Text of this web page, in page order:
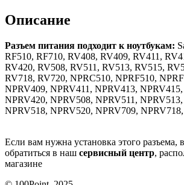
Описание
Разъем питания подходит к ноутбукам:
RF510, RF710, RV408, RV409, RV411,
RV420, RV508, RV511, RV513, RV515,
RV718, RV720, NPRC510, NPRF510,
NPRV409, NPRV411, NPRV413,
NPRV420, NPRV508, NPRV511,
NPRV518, NPRV520, NPRV709,
Если вам нужна установка этого разъема,
обратиться в наш сервисный центр,
магазине